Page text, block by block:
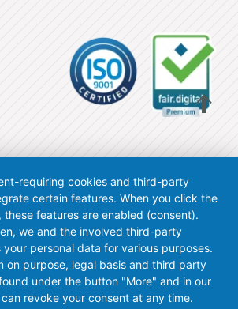
requiring cookies and third-party
certain features. When you click the
features are enabled (consent).
we and the involved third-party
personal data for various purposes.
on purpose, legal basis and third party
under the button "More" and in our
revoke your consent at any time.